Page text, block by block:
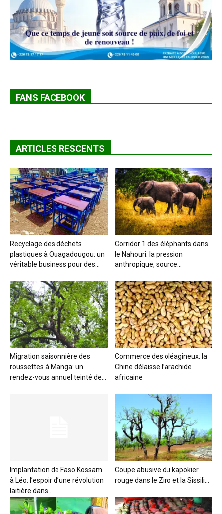
FANS FACEBOOK
ARTICLES RESCENTS
Recyclage des déchets
plastiques à Ouagadougou: un
véritable business pour des...
Corridor 1 des éléphants dans
le Nahouri: la pression
anthropique, source...
Migration saisonnière des
roussettes à Manga: un
rendez-vous annuel teinté de...
Commerce des oléagineux: la
Chine délaisse l’arachide
africaine
Implantation de Faso Kossam
à Léo: l’espoir d’une révolution
laitière dans...
Coupe abusive du kapokier
rouge dans le Ziro et la Sissili...